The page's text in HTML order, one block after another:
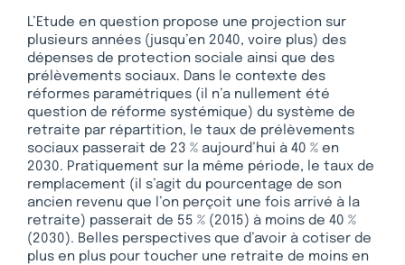
L’Etude en question propose une projection sur
plusieurs années (jusqu’en 2040, voire plus) des
dépenses de protection sociale ainsi que des
prélèvements sociaux. Dans le contexte des
réformes paramétriques (il n’a nullement été
question de réforme systémique) du système de
retraite par répartition, le taux de prélèvements
sociaux passerait de 23 % aujourd’hui à 40 % en
2030. Pratiquement sur la même période, le taux de
remplacement (il s’agit du pourcentage de son
ancien revenu que l’on perçoit une fois arrivé à la
retraite) passerait de 55 % (2015) à moins de 40 %
(2030). Belles perspectives que d’avoir à cotiser de
plus en plus pour toucher une retraite de moins en